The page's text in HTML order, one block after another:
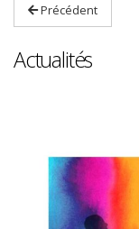
Précédent
Actualités